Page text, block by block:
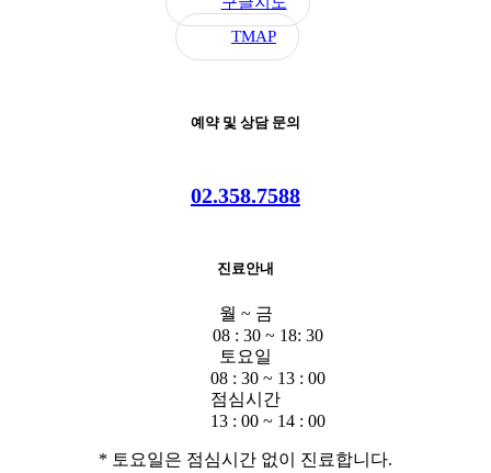
TMAP
예약 및 상담 문의
02.358.7588
진료안내
월 ~ 금
08 : 30 ~ 18: 30
토요일
08 : 30 ~ 13 : 00
점심시간
13 : 00 ~ 14 : 00
* 토요일은 점심시간 없이 진료합니다.